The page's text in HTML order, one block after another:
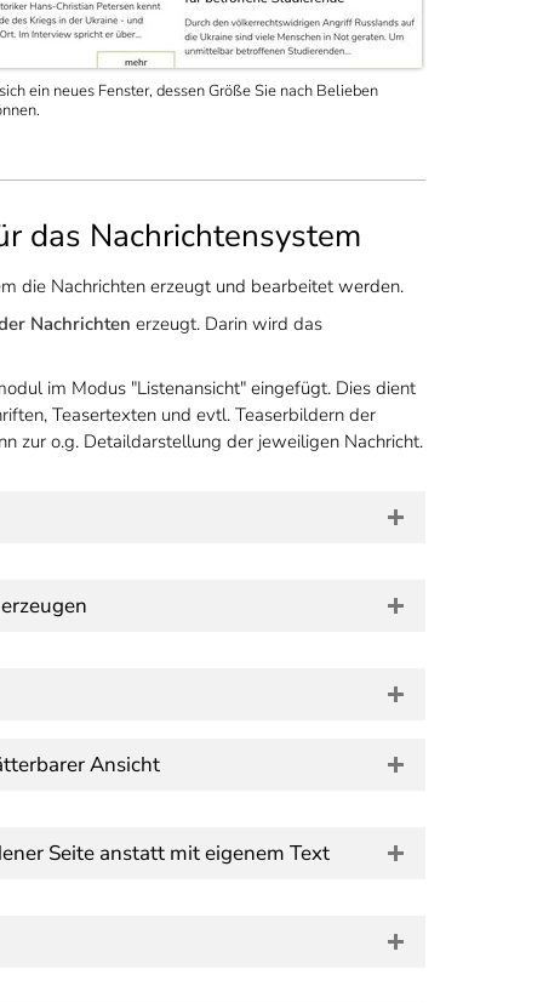
ein neues Fenster, dessen Größe Sie nach Belieben
das Nachrichtensystem
die Nachrichten erzeugt und bearbeitet werden.
Nachrichten erzeugt. Darin wird das
im Modus "Listenansicht" eingefügt. Dies dient
Teasertexten und evtl. Teaserbildern der
zur o.g. Detaildarstellung der jeweiligen Nachricht.
Ansicht
Seite anstatt mit eigenem Text